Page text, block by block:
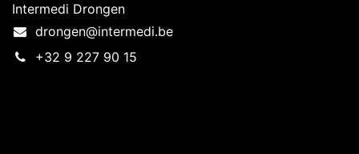
Intermedi Drongen
drongen@intermedi.be
+32 9 227 90 15